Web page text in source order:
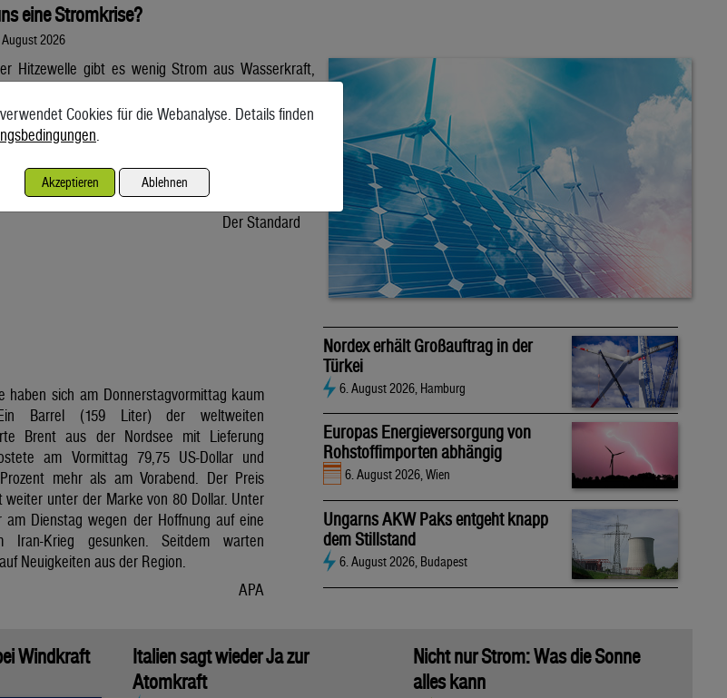
eine Stromkrise?
August 2026
Hitzewelle gibt es wenig Strom aus Wasserkraft,
auf die Stromerzeugung und die Netze
Die anhaltende Hitzewelle bringt die Stromnetze in
ein Drittel der Wassermenge. Wie verlässlich sind die
Energien und halten unsere […]
Der Standard
haben sich am Donnerstagvormittag kaum
Barrel (159 Liter) der weltweiten
Brent aus der Nordsee mit Lieferung
am Vormittag 79,75 US-Dollar und
mehr als am Vorabend. Der Preis
weiter unter der Marke von 80 Dollar. Unter
Dienstag wegen der Hoffnung auf eine
Iran-Krieg gesunken. Seitdem warten
Neuigkeiten aus der Region.
APA
Nordex erhält Großauftrag in der
Türkei
6. August 2026, Hamburg
Europas Energieversorgung von
Rohstoffimporten abhängig
6. August 2026, Wien
Ungarns AKW Paks entgeht knapp
dem Stillstand
6. August 2026, Budapest
Windkraft
Italien sagt wieder Ja zur
Atomkraft
Nicht nur Strom: Was die Sonne
alles kann
Cookies für die Webanalyse. Details finden
Akzeptieren Ablehnen